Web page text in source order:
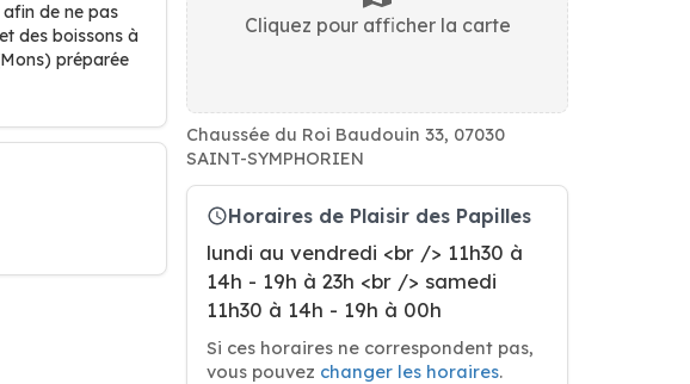
de ne pas
des boissons à
préparée
Cliquez pour afficher la carte
Chaussée du Roi Baudouin 33, 07030
SAINT-SYMPHORIEN
Horaires de Plaisir des Papilles
lundi au vendredi <br /> 11h30 à
14h - 19h à 23h <br /> samedi
11h30 à 14h - 19h à 00h
Si ces horaires ne correspondent pas,
vous pouvez changer les horaires.